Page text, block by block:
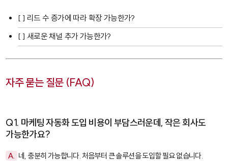
[ ] 리드 수 증가에 따라 확장 가능한가?
[ ] 새로운 채널 추가 가능한가?
자주 묻는 질문 (FAQ)
Q1. 마케팅 자동화 도입 비용이 부담스러운데, 작은 회사도
가능한가요?
A. 네, 충분히 가능합니다. 처음부터 큰 솔루션을 도입할 필요 없습니다.